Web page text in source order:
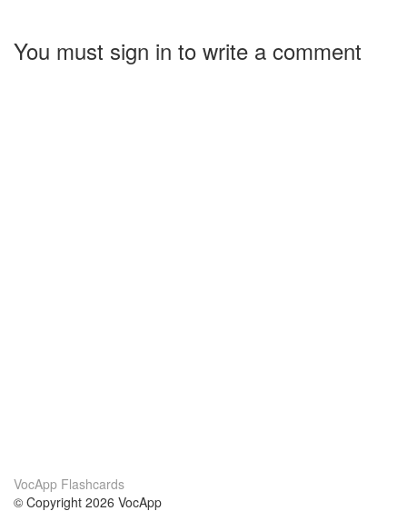
You must sign in to write a comment
VocApp Flashcards
© Copyright 2026 VocApp